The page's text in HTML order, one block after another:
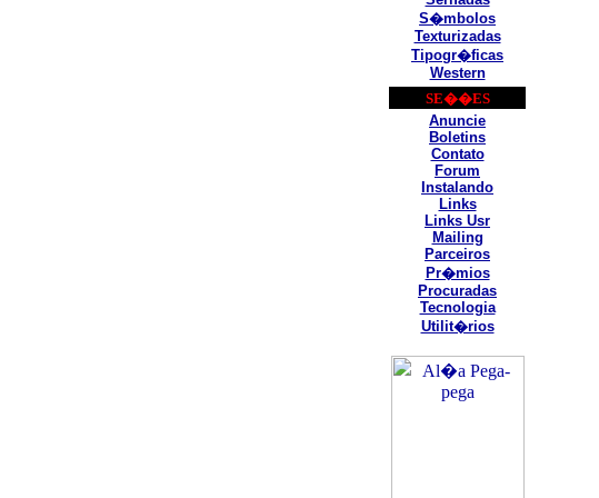
S�mbolos
Texturizadas
Tipogr�ficas
Western
SE��ES
Anuncie
Boletins
Contato
Forum
Instalando
Links
Links Usr
Mailing
Parceiros
Pr�mios
Procuradas
Tecnologia
Utilit�rios